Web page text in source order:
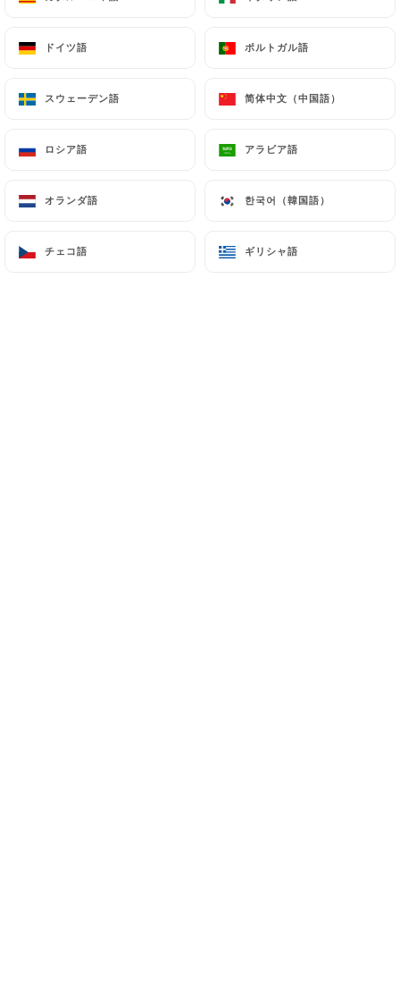
ドイツ語 ポルトガル語
スウェーデン語 简体中文（中国語）
ロシア語 アラビア語
オランダ語 한국어（韓国語）
チェコ語 ギリシャ語
ドイツ語 ポルトガル語
スウェーデン語 简体中文（中国語）
ロシア語 アラビア語
オランダ語 한국어（韓国語）
チェコ語 ギリシャ語